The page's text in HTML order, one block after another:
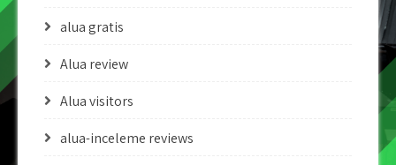
alua gratis
Alua review
Alua visitors
alua-inceleme reviews